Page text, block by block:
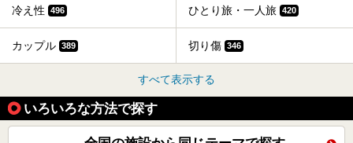
冷え性 496 ひとり旅・一人旅 420
カップル 389 切り傷 346
すべて表示する
いろいろな方法で探す